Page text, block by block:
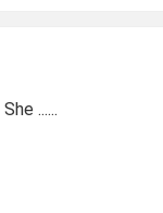
She ......